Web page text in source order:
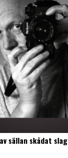
sällan skådat slag